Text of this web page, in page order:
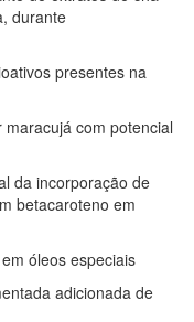
durante
presentes na
com potencial
da incorporação de
betacaroteno em
óleos especiais
adicionada de